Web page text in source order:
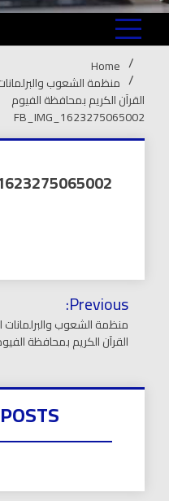
Home
منظمة الشعوب
القرآن الكريم بمحافظة الفيوم
FB_IMG_1623275065002
تصفّح
المقالات
Previous:
منظمة الشعوب والبرلمانات
القرآن الكريم بمحافظة